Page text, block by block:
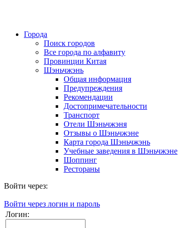
Города
Поиск городов
Все города по алфавиту
Провинции Китая
Шэньчжэнь
Общая информация
Предупреждения
Рекомендации
Достопримечательности
Транспорт
Отели Шэньчжэня
Отзывы о Шэньчжэне
Карта города Шэньчжэнь
Учебные заведения в Шэньчжэне
Шоппинг
Рестораны
Войти через:
Войти через логин и пароль
Логин: